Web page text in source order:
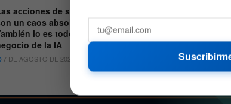
acciones de software
un caos absoluto.
lo es todo el
de la IA
7 DE AGOSTO DE 2026
6 DE